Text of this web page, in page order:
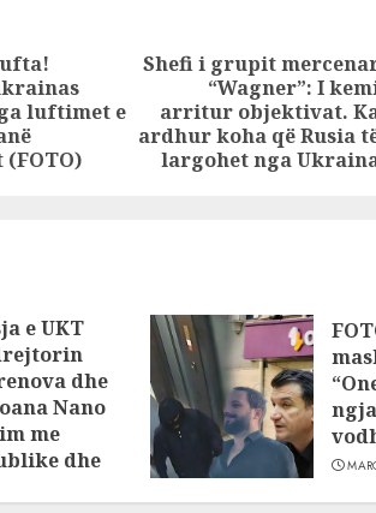
shkojnë të
ardhurat në
muaj?
Previous
post:
luftimet e
Next
post:
Shefi i grupit
“Wagner”: I
arritur objektivat.
ardhur koha që Rusia
largohet nga
e UKT
dhe
Nano
me
dhe